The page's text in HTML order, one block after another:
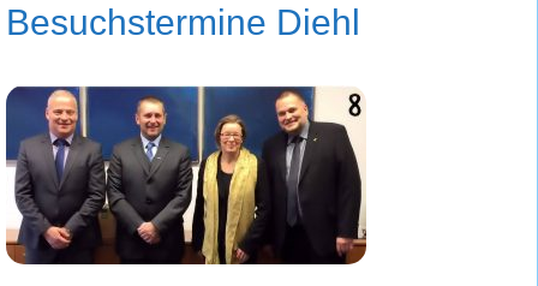
Besuchstermine Diehl